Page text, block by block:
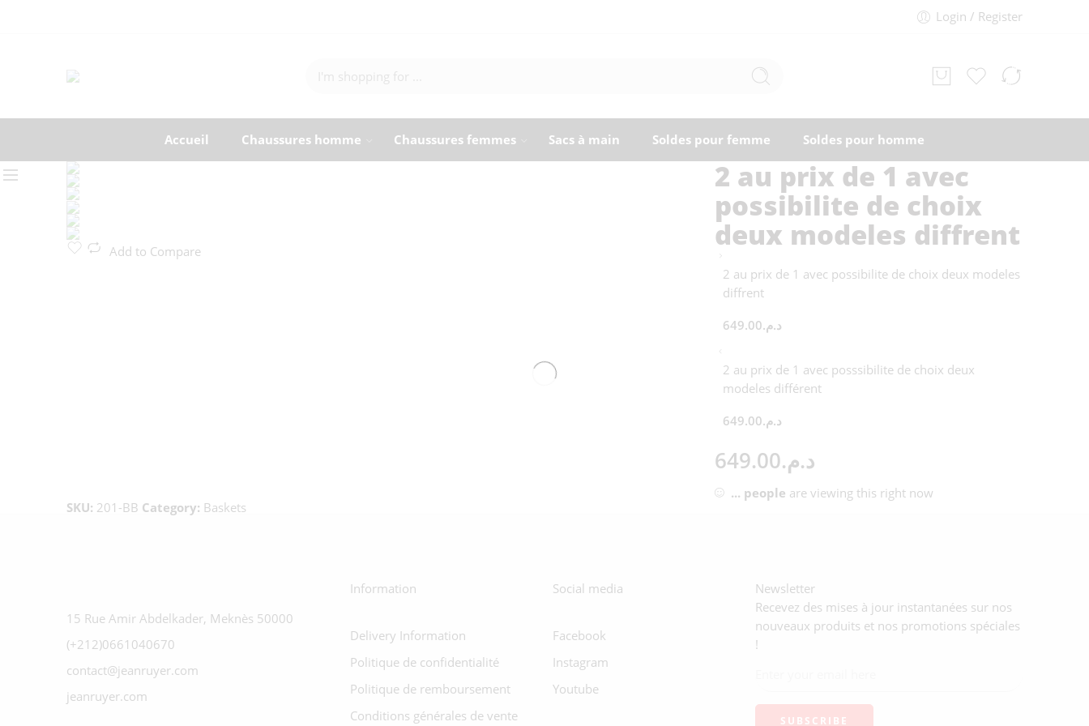
Login / Register
Accueil Chaussures homme Chaussures femmes Sacs à main Soldes pour femme Soldes pour homme
Add to Compare
2 au prix de 1 avec
possibilite de choix
deux modeles diffrent
2 au prix de 1 avec possibilite de choix deux modeles
diffrent
د.م.649.00
2 au prix de 1 avec posssibilite de choix deux
modeles différent
د.م.649.00
د.م.649.00
... people are viewing this right now
SKU: 201-BB Category: Baskets
15 Rue Amir Abdelkader, Meknès 50000
(+212)0661040670
contact@jeanruyer.com
jeanruyer.com
Information
Delivery Information
Politique de confidentialité
Politique de remboursement
Conditions générales de vente
Social media
Facebook
Instagram
Youtube
Newsletter
Recevez des mises à jour instantanées sur nos
nouveaux produits et nos promotions spéciales
!